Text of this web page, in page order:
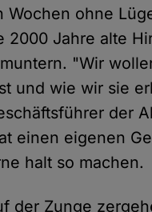
ohne
Jahre alte
"Wir
und wie wir sie
der
einen eigenen
halt so machen.
der Zunge